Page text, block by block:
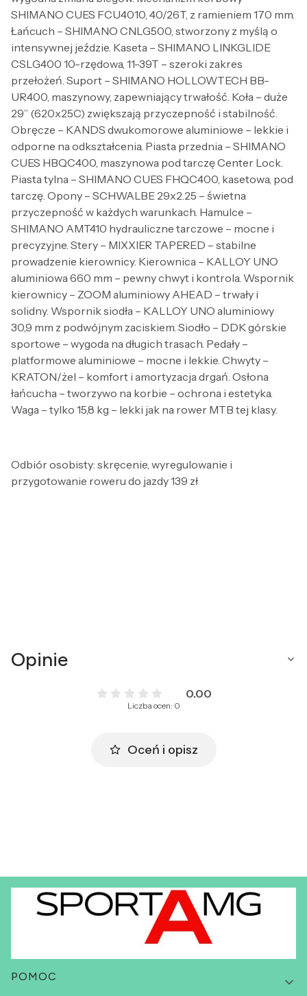
SHIMANO CUES FCU4010, 40/26T, z ramieniem 170 mm.
Łańcuch – SHIMANO CNLG500, stworzony z myślą o
intensywnej jeździe. Kaseta – SHIMANO LINKGLIDE
CSLG400 10-rzędowa, 11-39T – szeroki zakres
przełożeń. Suport – SHIMANO HOLLOWTECH BB-
UR400, maszynowy, zapewniający trwałość. Koła – duże
29” (620x25C) zwiększają przyczepność i stabilność.
Obręcze – KANDS dwukomorowe aluminiowe – lekkie i
odporne na odkształcenia. Piasta przednia – SHIMANO
CUES HBQC400, maszynowa pod tarczę Center Lock.
Piasta tylna – SHIMANO CUES FHQC400, kasetowa, pod
tarczę. Opony – SCHWALBE 29x2.25 – świetna
przyczepność w każdych warunkach. Hamulce –
SHIMANO AMT410 hydrauliczne tarczowe – mocne i
precyzyjne. Stery – MIXXIER TAPERED – stabilne
prowadzenie kierownicy. Kierownica – KALLOY UNO
aluminiowa 660 mm – pewny chwyt i kontrola. Wspornik
kierownicy – ZOOM aluminiowy AHEAD – trwały i
solidny. Wspornik siodła – KALLOY UNO aluminiowy
30,9 mm z podwójnym zaciskiem. Siodło – DDK górskie
sportowe – wygoda na długich trasach. Pedały –
platformowe aluminiowe – mocne i lekkie. Chwyty –
KRATON/żel – komfort i amortyzacja drgań. Osłona
łańcucha – tworzywo na korbie – ochrona i estetyka.
Waga – tylko 15,8 kg – lekki jak na rower MTB tej klasy.
Odbiór osobisty: skręcenie, wyregulowanie i
przygotowanie roweru do jazdy 139 zł
Opinie
0.00
Liczba ocen: 0
Oceń i opisz
Linki w stopce
POMOC